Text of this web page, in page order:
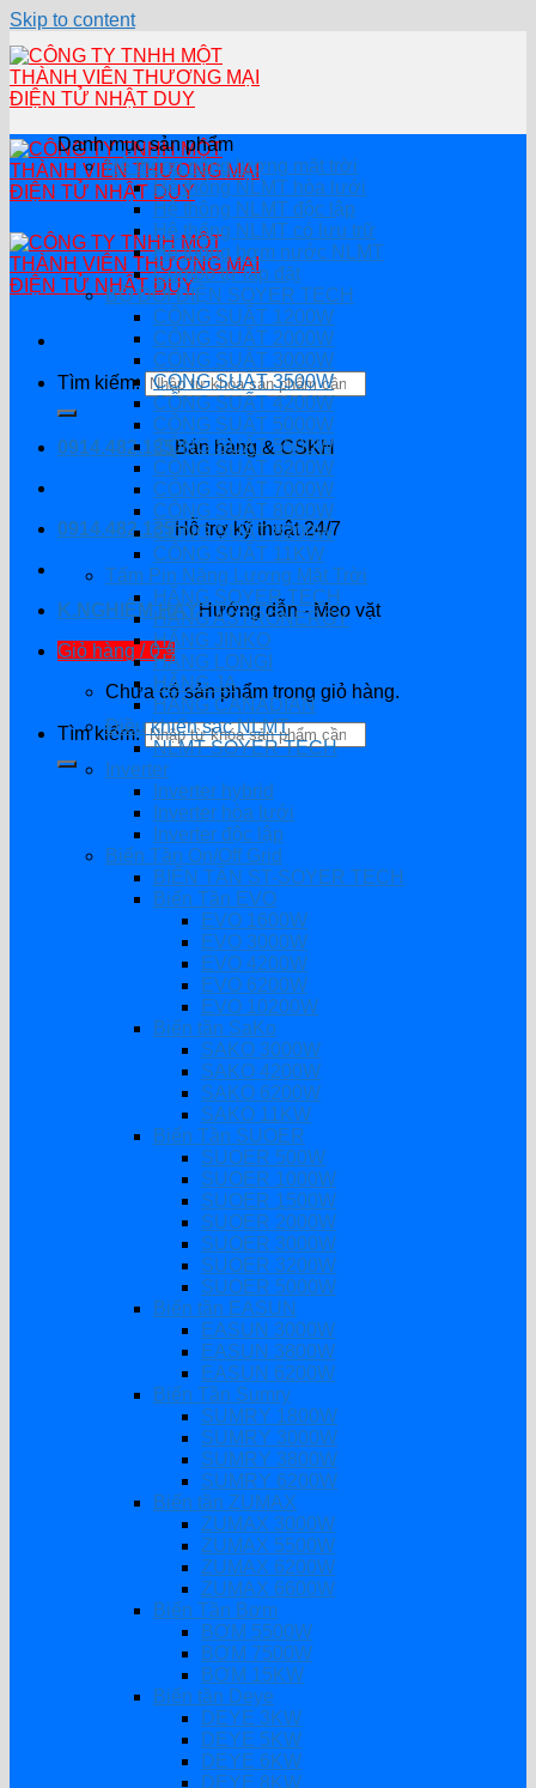
Skip to content
Tìm kiếm:
0914.482.135Bán hàng & CSKH
0914.482.135Hỗ trợ kỹ thuật 24/7
K.NGHIỆM HAYHướng dẫn - Mẹo vặt
Giỏ hàng /0₫
Chưa có sản phẩm trong giỏ hàng.
Tìm kiếm:
Danh mục sản phẩm
Hệ thống năng lượng mặt trời
Hệ thống NLMT hòa lưới
Hệ thông NLMT độc lập
Hệ thống NLMT có lưu trữ
Hệ thống bơm nước NLMT
Combo tự lắp đặt
BỘ ĐỔI ĐIỆN SOYER TECH
CÔNG SUẤT 1200W
CÔNG SUẤT 2000W
CÔNG SUẤT 3000W
CÔNG SUẤT 3500W
CÔNG SUẤT 4200W
CÔNG SUẤT 5000W
CÔNG SUẤT 5500W
CÔNG SUẤT 6200W
CÔNG SUẤT 7000W
CÔNG SUẤT 8000W
CÔNG SUẤT 8200W
CÔNG SUẤT 11KW
Tấm Pin Năng Lượng Mặt Trời
HÃNG SOYER TECH
HÃNG ASTRONERGY
HÃNG JINKO
HÃNG LONGI
HÃNG JA
HÃNG CANADIAN
Điều khiển sạc NLMT
NLMT SOYER TECH
Inverter
Inverter hybrid
Inverter hòa lưới
Inverter độc lập
Biến Tần On/Off Grid
BIẾN TẦN ST-SOYER TECH
Biến Tần EVO
EVO 1600W
EVO 3000W
EVO 4200W
EVO 6200W
EVO 10200W
Biến tần SaKo
SAKO 3000W
SAKO 4200W
SAKO 6200W
SAKO 11KW
Biến Tần SUOER
SUOER 500W
SUOER 1000W
SUOER 1500W
SUOER 2000W
SUOER 3000W
SUOER 3200W
SUOER 5000W
Biến tần EASUN
EASUN 3000W
EASUN 3800W
EASUN 6200W
Biến Tần Sumry
SUMRY 1800W
SUMRY 3000W
SUMRY 3800W
SUMRY 6200W
Biến tần ZUMAX
ZUMAX 3000W
ZUMAX 5500W
ZUMAX 6200W
ZUMAX 6600W
Biến Tần Bơm
BƠM 5500W
BƠM 7500W
BƠM 15KW
Biến tần Deye
DEYE 3KW
DEYE 5KW
DEYE 6KW
DEYE 8KW